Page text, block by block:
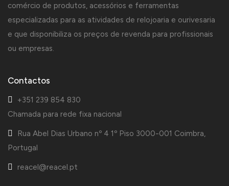
comércio de produtos, acessórios e ferramentas
especializadas para as atividades de relojoaria e ourivesaria
e que disponibiliza os preços de revenda para profissionais
ou empresas.
Contactos
+351 239 854 830
Chamada para rede fixa nacional
Rua Abel Dias Urbano nº 4 1º Piso 3000-001 Coimbra,
Portugal
reacel@reacel.pt